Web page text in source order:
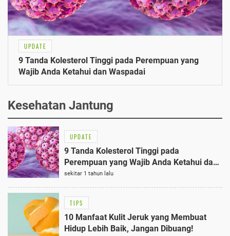
UPDATE
9 Tanda Kolesterol Tinggi pada Perempuan yang
Wajib Anda Ketahui dan Waspadai
Kesehatan Jantung
UPDATE
9 Tanda Kolesterol Tinggi pada
Perempuan yang Wajib Anda Ketahui dan
Waspadai
sekitar 1 tahun lalu
TIPS
10 Manfaat Kulit Jeruk yang Membuat
Hidup Lebih Baik, Jangan Dibuang!